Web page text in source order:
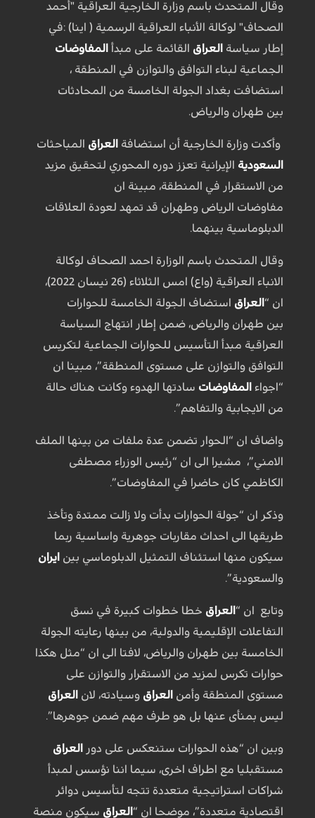
وقال المتحدث باسم وزارة الخارجية العراقية "أحمد
الصحاف" لوكالة الأنباء العراقية الرسمية ( اينا) :في
إطار سياسة العراق القائمة على مبدأ المفاوضات
الجماعية لبناء التوافق والتوازن في المنطقة ،
استضافت بغداد الجولة الخامسة من المحادثات
بين طهران والرياض.
وأكدت وزارة الخارجية أن استضافة العراق المباحثات
السعودية الإيرانية تعزز دوره المحوري لتحقيق مزيد
من الاستقرار في المنطقة، مبينة ان
مفاوضات الرياض وطهران قد تمهد لعودة العلاقات
الدبلوماسية بينهما.
وقال المتحدث باسم الوزارة احمد الصحاف لوكالة
الانباء العراقية (واع) امس الثلاثاء (26 نيسان 2022)،
ان “ العراق استضاف الجولة الخامسة للحوارات
بين طهران والرياض، ضمن إطار انتهاج السياسة
العراقية مبدأ التأسيس للحوارات الجماعية لتكريس
التوافق والتوازن على مستوى المنطقة”، مبينا ان
“اجواء المفاوضات سادتها الهدوء وكانت هناك حالة
من الايجابية والتفاهم”.
واضاف ان “الحوار تضمن عدة ملفات من بينها الملف
الامني”، مشيرا الى ان “رئيس الوزراء مصطفى
الكاظمي كان حاضرا في المفاوضات”.
وذكر ان “جولة الحوارات بدأت ولا زالت ممتدة وتأخذ
طريقها الى احداث مقاربات جوهرية واساسية ربما
سيكون منها استئناف التمثيل الدبلوماسي بين ايران
والسعودية”.
وتابع ان “ العراق خطا خطوات كبيرة في نسق
التفاعلات الإقليمية والدولية، من بينها رعايته الجولة
الخامسة بين طهران والرياض، لافتا الى ان “مثل هكذا
حوارات تكرس لمزيد من الاستقرار والتوازن على
مستوى المنطقة وأمن العراق وسيادته، لان العراق
ليس بمنأى عنها بل هو طرف مهم ضمن جوهرها”.
وبين ان “هذه الحوارات ستنعكس على دور
العراق
مستقبليا مع اطراف اخرى، سيما اننا نؤسس لمبدأ
شراكات استراتيجية متعددة تتجه لتأسيس دوائر
اقتصادية متعددة”، موضحا ان “ العراق سيكون منصة